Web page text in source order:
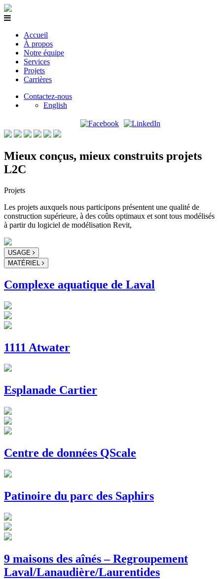
Accueil
À propos
Notre équipe
Services
Projets
Carrières
Contactez-nous
English
Mieux conçus, mieux construits projets
L2C
Projets
Les projets auxquels nous participons présentent une qualité de
construction supérieure, à des coûts optimaux et sont tous modélisés
à partir du logiciel de modélisation Revit,
USAGE
MATÉRIEL
Complexe aquatique de Laval
1111 Atwater
Esplanade Cartier
Centre de données QScale
Patinoire du parc des Saphirs
9 maisons des aînés – Regroupement
Laval/Lanaudière/Laurentides